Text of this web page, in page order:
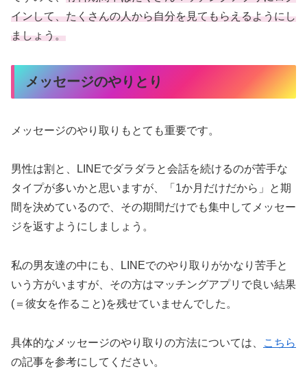
インして、たくさんの人から自分を見てもらえるようにし
ましょう。
メッセージのやりとり
メッセージのやり取りもとても重要です。
男性は割と、LINEでダラダラと会話を続けるのが苦手な
タイプが多いかと思いますが、「1か月だけだから」と期
間を決めているので、その期間だけでも集中してメッセー
ジを返すようにしましょう。
私の男友達の中にも、LINEでのやり取りがかなり苦手と
いう方がいますが、その方はマッチングアプリで良い結果
(＝彼女を作ること)を残せていませんでした。
具体的なメッセージのやり取りの方法については、
こちら
の記事を参考にしてください。